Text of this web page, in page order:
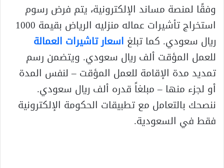
وفقًا لمنصة مساند الإلكترونية، يتم فرض رسوم
استخراج تأشيرات عماله منزليه الرياض بقيمة 1000
ريال سعودي. كما تبلغ اسعار تاشيرات العمالة
للعمل المؤقت ألف ريال سعودي. ويتضمن رسم
تمديد مدة الإقامة للعمل المؤقت – لنفس المدة
أو لجزء منها – مبلغاً قدره ألف ريال سعودي.
ننصحك بالتعامل مع تطبيقات الحكومة الإلكترونية
فقط في السعودية.